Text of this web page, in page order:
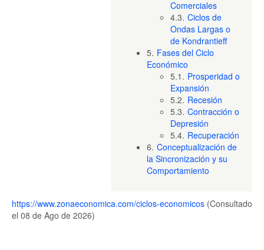
Comerciales
4.3. Ciclos de
Ondas Largas o
de Kondrantieff
5. Fases del Ciclo
Económico
5.1. Prosperidad o
Expansión
5.2. Recesión
5.3. Contracción o
Depresión
5.4. Recuperación
6. Conceptualización de
la Sincronización y su
Comportamiento
https://www.zonaeconomica.com/ciclos-economicos (Consultado
el 08 de Ago de 2026)